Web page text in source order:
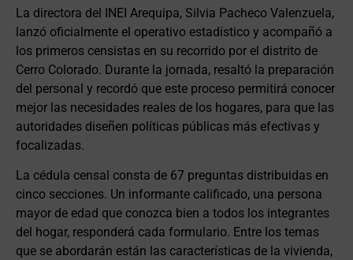
La directora del INEI Arequipa, Silvia Pacheco Valenzuela,
lanzó oficialmente el operativo estadístico y acompañó a
los primeros censistas en su recorrido por el distrito de
Cerro Colorado. Durante la jornada, resaltó la preparación
del personal y recordó que este proceso permitirá conocer
mejor las necesidades reales de los hogares, para que las
autoridades diseñen políticas públicas más efectivas y
focalizadas.
La cédula censal consta de 67 preguntas distribuidas en
cinco secciones. Un informante calificado, una persona
mayor de edad que conozca bien a todos los integrantes
del hogar, responderá cada formulario. Entre los temas
que se abordarán están las características de la vivienda,